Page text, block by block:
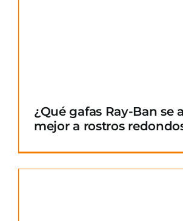
¿Qué gafas Ray-Ban se
mejor a rostros